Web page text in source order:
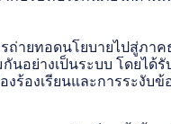
ถ่ายทอดนโยบายไปสู่ภ
นอย่างเป็นระบบ โดยได้
งร้องเรียนและการระ